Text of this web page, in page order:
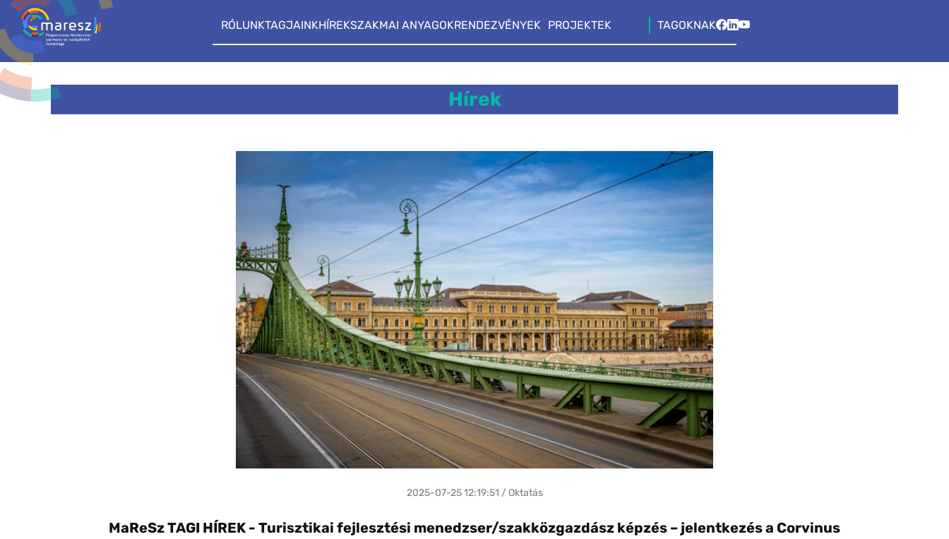
RÓLUNKTAGJAINKHÍREKSZAKMAI ANYAGOKRENDEZVÉNYEK PROJEKTEK TAGOKNAK
Hírek
2025-07-25 12:19:51 / Oktatás
MaReSz TAGI HÍREK - Turisztikai fejlesztési menedzser/szakközgazdász képzés – jelentkezés a Corvinus